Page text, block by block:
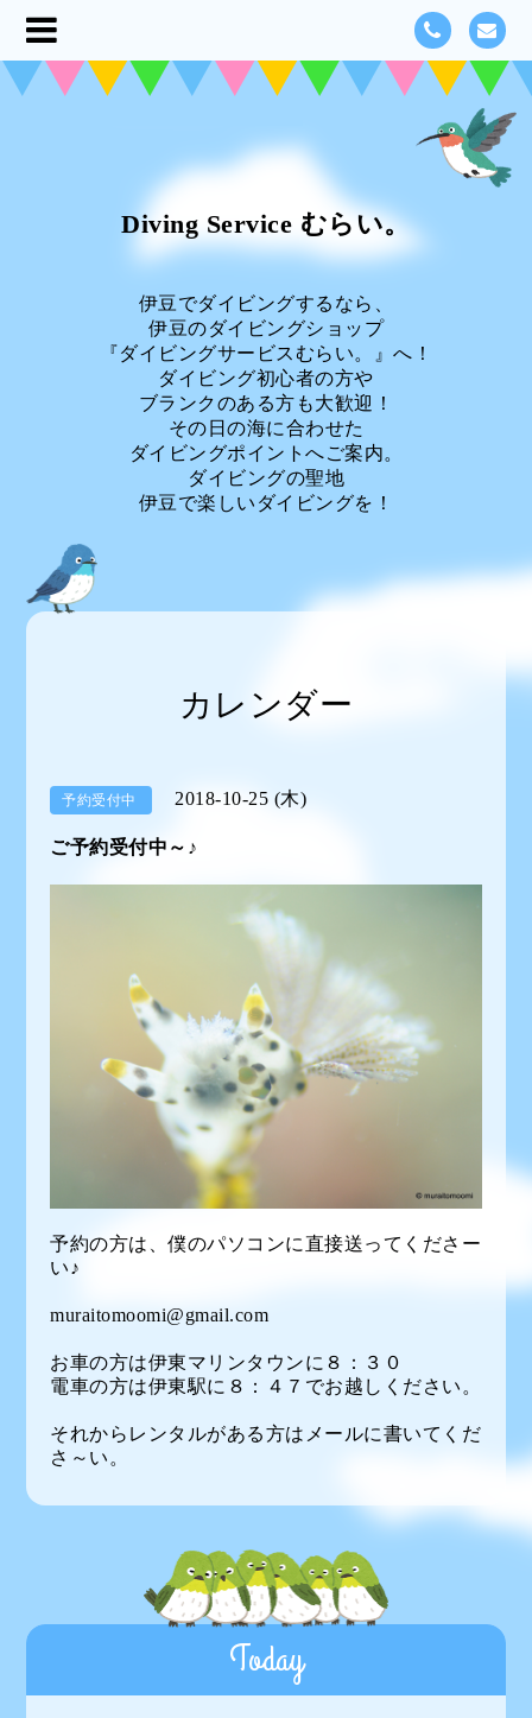
Diving Service むらい。
伊豆でダイビングするなら、
伊豆のダイビングショップ
『ダイビングサービスむらい。』へ！
ダイビング初心者の方や
ブランクのある方も大歓迎！
その日の海に合わせた
ダイビングポイントへご案内。
ダイビングの聖地
伊豆で楽しいダイビングを！
カレンダー
予約受付中 2018-10-25 (木)
ご予約受付中～♪
予約の方は、僕のパソコンに直接送ってくださー
い♪
muraitomoomi@gmail.com
お車の方は伊東マリンタウンに８：３０
電車の方は伊東駅に８：４７でお越しください。
それからレンタルがある方はメールに書いてくだ
さ～い。
Today